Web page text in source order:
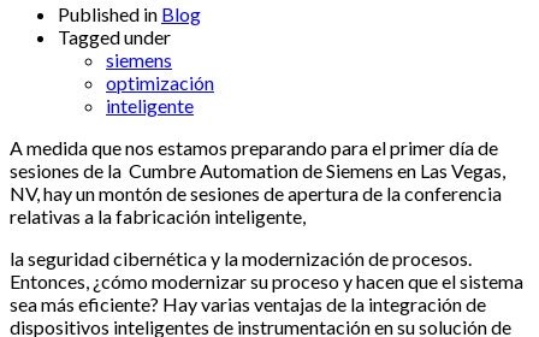
Published in Blog
Tagged under
siemens
optimización
inteligente
A medida que nos estamos preparando para el primer día de
sesiones de la Cumbre Automation de Siemens en Las Vegas,
NV, hay un montón de sesiones de apertura de la conferencia
relativas a la fabricación inteligente,
la seguridad cibernética y la modernización de procesos.
Entonces, ¿cómo modernizar su proceso y hacen que el sistema
sea más eficiente? Hay varias ventajas de la integración de
dispositivos inteligentes de instrumentación en su solución de